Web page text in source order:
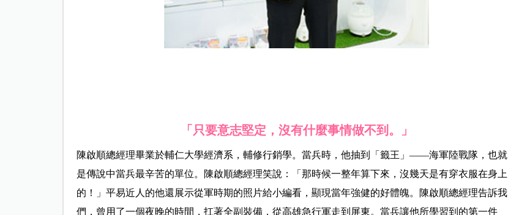
「只要意志堅定，沒有什麼事情做不到。」
陳啟順總經理畢業於輔仁大學經濟系，輔修行銷學。當兵時，他抽到「籤王」——海軍陸戰隊，也就
是傳說中當兵最辛苦的單位。陳啟順總經理笑說：「那時候一整年算下來，沒幾天是有穿衣服在身上
的！」平易近人的他還展示從軍時期的照片給小編看，顯現當年強健的好體魄。陳啟順總經理告訴我
們，曾用了一個夜晚的時間，扛著全副裝備，從高雄急行軍走到屏東。當兵讓他所學習到的第一件